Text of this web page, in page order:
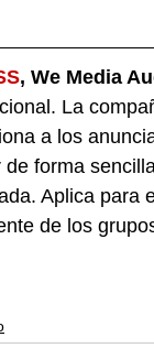
, We Media
La
a los
de forma
Aplica para
de los